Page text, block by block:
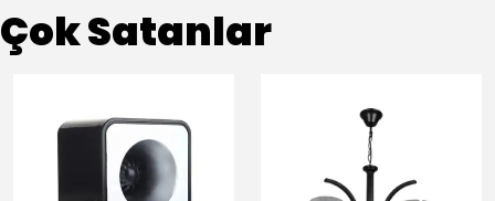
Çok Satanlar